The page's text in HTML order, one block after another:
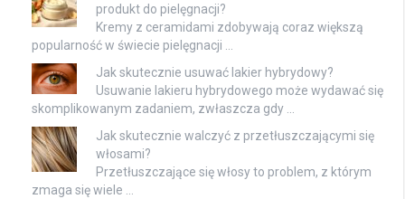
produkt do pielęgnacji?
Kremy z ceramidami zdobywają coraz większą
popularność w świecie pielęgnacji …
Jak skutecznie usuwać lakier hybrydowy?
Usuwanie lakieru hybrydowego może wydawać się
skomplikowanym zadaniem, zwłaszcza gdy …
Jak skutecznie walczyć z przetłuszczającymi się
włosami?
Przetłuszczające się włosy to problem, z którym
zmaga się wiele …